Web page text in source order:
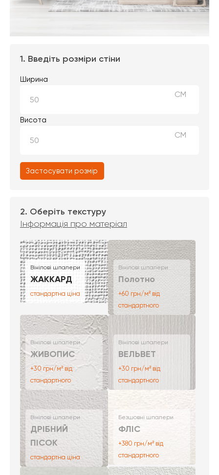
1. Введіть розміри стіни
Ширина
СМ
Висота
СМ
Застосувати розмір
2. Оберіть текстуру
Інформація про матеріал
Вінілові шпалери
ЖАККАРД
стандартна ціна
Вінілові шпалери
Полотно
+60 грн/м² від
стандартного
Вінілові шпалери
ЖИВОПИС
+30 грн/м² від
стандартного
Вінілові шпалери
ВЕЛЬВЕТ
+30 грн/м² від
стандартного
Вінілові шпалери
ДРІБНИЙ
ПІСОК
стандартна ціна
Безшовні шпалери
ФЛІС
+380 грн/м² від
стандартного